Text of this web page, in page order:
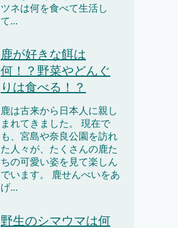
ツネは何を食べて生活し
て...
鹿が好きな餌は
何！？野菜やどんぐ
りは食べる！？
鹿は古来から日本人に親し
まれてきました。 現在で
も、宮島や奈良公園を訪れ
た人々が、たくさんの鹿た
ちの可愛い姿を見て楽しん
でいます。 鹿せんべいをあ
げ...
野生のシマウマは何